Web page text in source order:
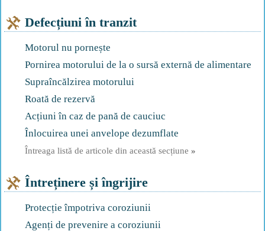
Defecțiuni în tranzit
Motorul nu pornește
Pornirea motorului de la o sursă externă de alimentare
Supraîncălzirea motorului
Roată de rezervă
Acțiuni în caz de pană de cauciuc
Înlocuirea unei anvelope dezumflate
Întreaga listă de articole din această secțiune »
Întreținere și îngrijire
Protecție împotriva coroziunii
Agenți de prevenire a coroziunii